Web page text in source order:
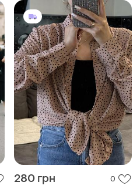
280 грн 0